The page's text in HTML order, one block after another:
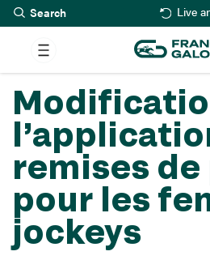
Skip
to
main
Live
remises
pour les
jockeys